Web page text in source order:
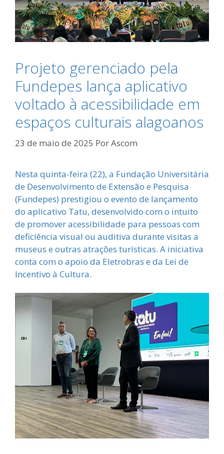
Projeto gerenciado pela
Fundepes lança aplicativo
voltado à acessibilidade em
espaços culturais alagoanos
23 de maio de 2025 PorAscom
Nesta quinta-feira (22), a Fundação Universitária
de Desenvolvimento de Extensão e Pesquisa
(Fundepes) prestigiou o evento de lançamento
do aplicativo Tatu, desenvolvido com o intuito
de promover acessibilidade para pessoas com
deficiência visual ou auditiva durante visitas a
museus e outras atrações turísticas. A iniciativa
conta com o apoio da Eletrobras e da Lei de
Incentivo à Cultura.